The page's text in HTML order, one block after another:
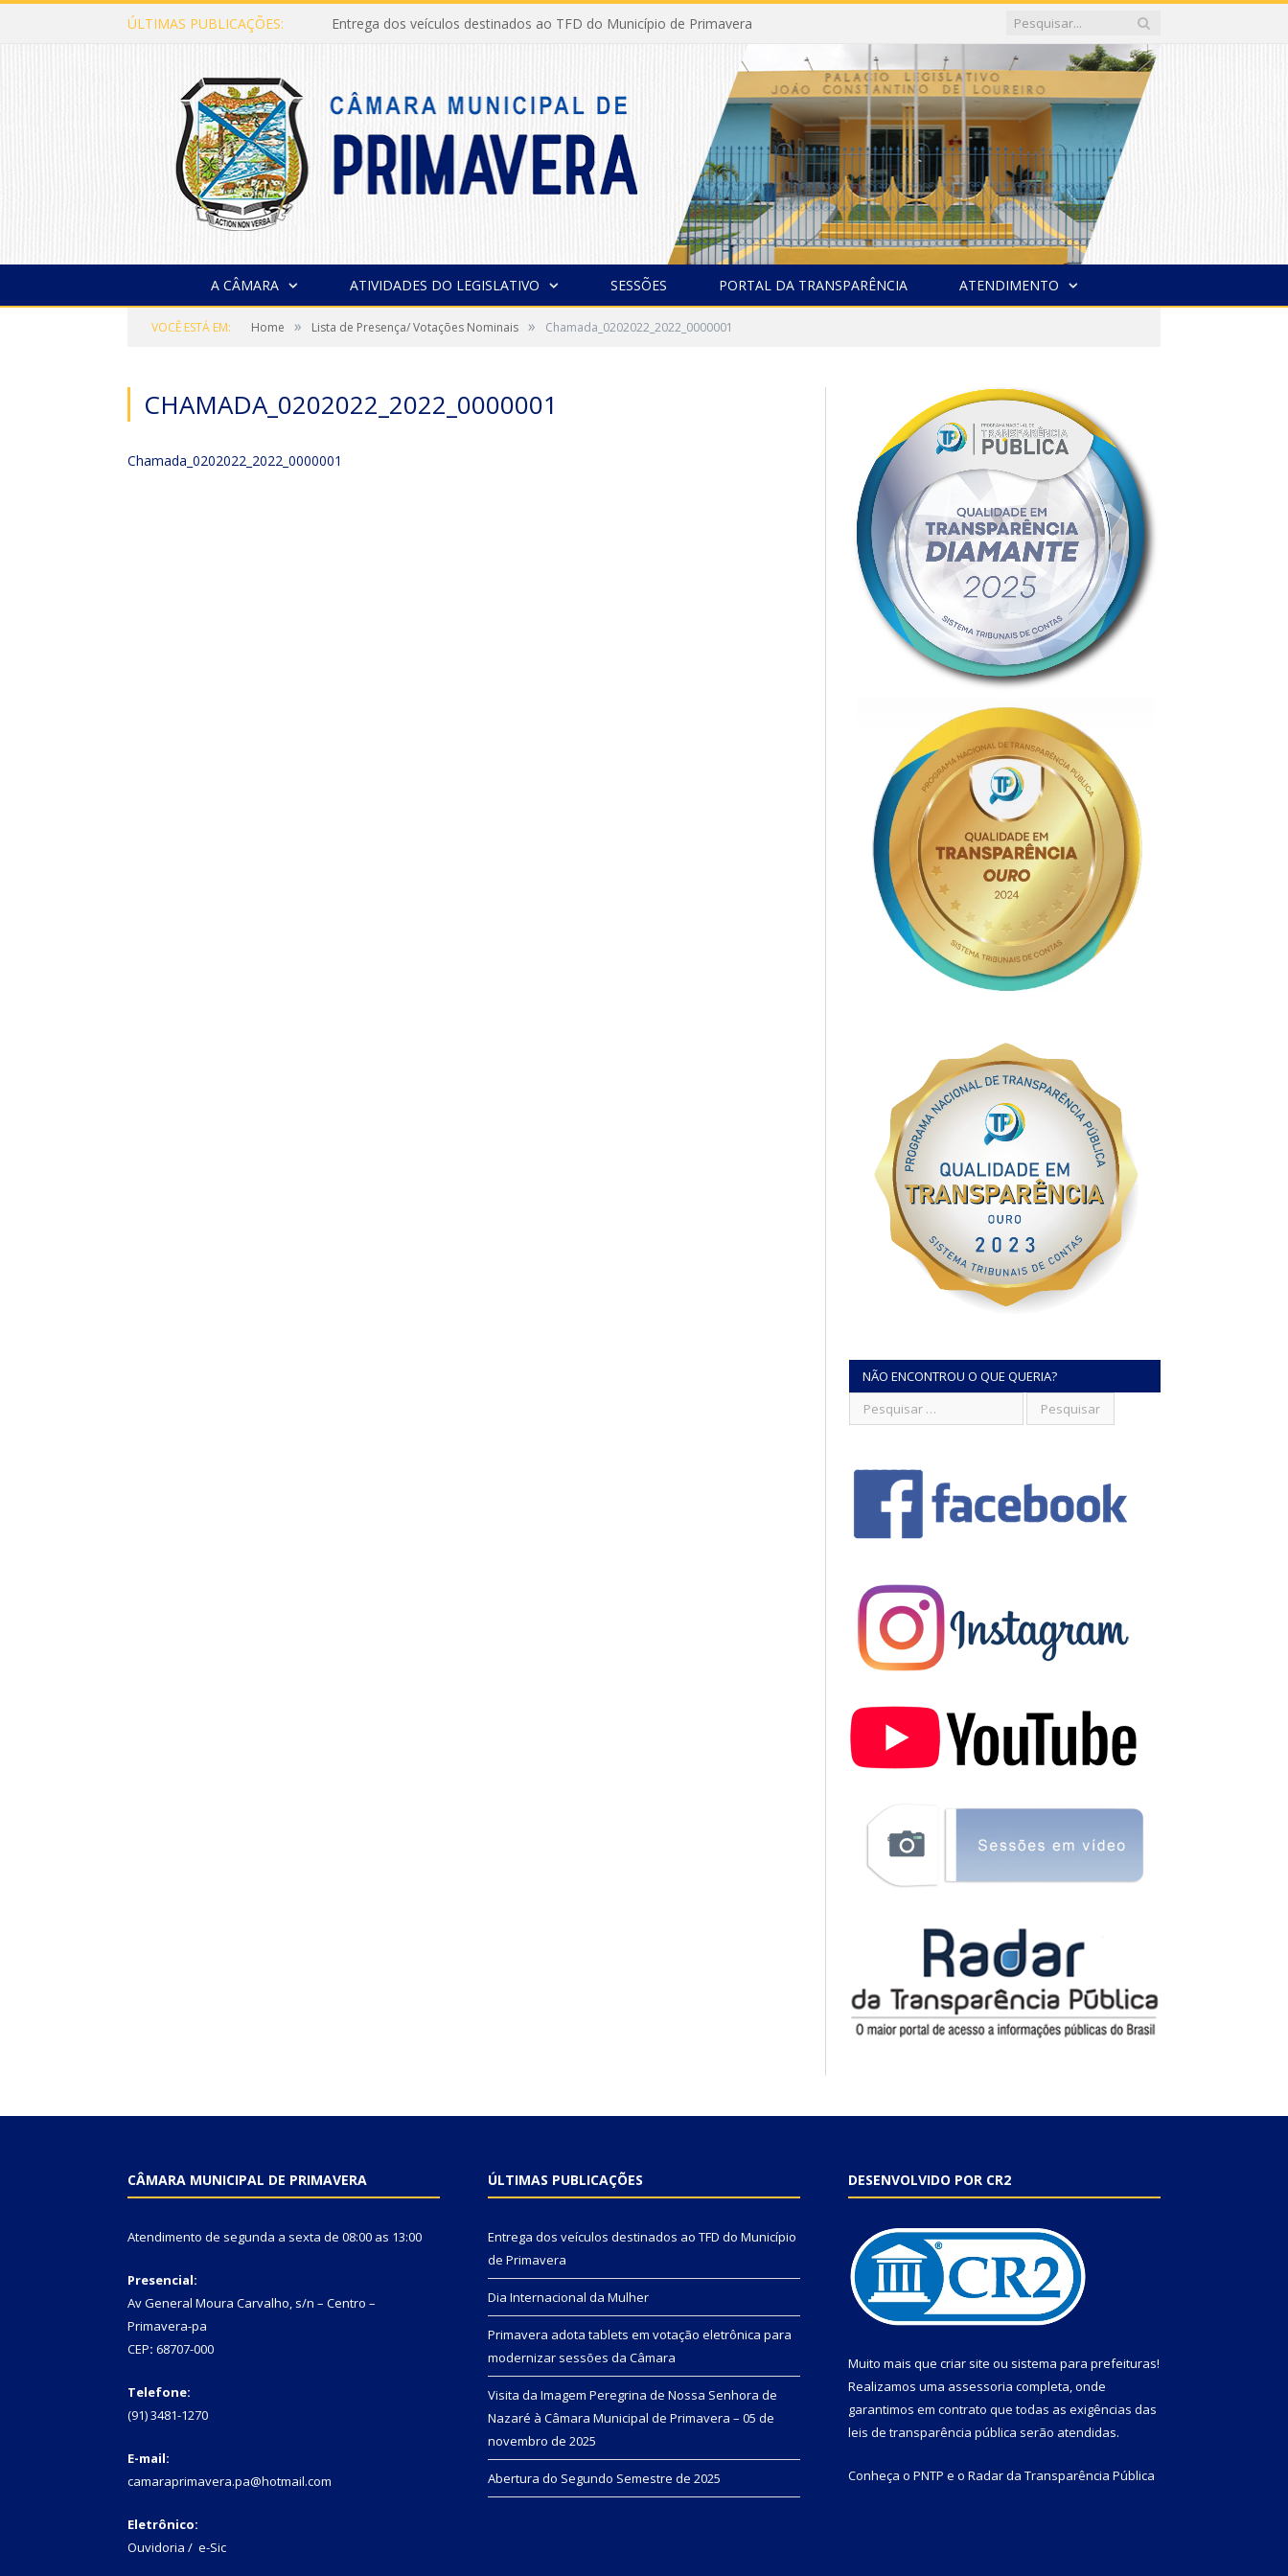
ÚLTIMAS PUBLICAÇÕES: Entrega dos veículos destinados ao TFD do Município de Primavera
A CÂMARA ATIVIDADES DO LEGISLATIVO SESSÕES PORTAL DA TRANSPARÊNCIA ATENDIMENTO
VOCÊ ESTÁ EM: Home » Lista de Presença/ Votações Nominais » Chamada_0202022_2022_0000001
CHAMADA_0202022_2022_0000001
Chamada_0202022_2022_0000001
NÃO ENCONTROU O QUE QUERIA?
CÂMARA MUNICIPAL DE PRIMAVERA
Atendimento de segunda a sexta de 08:00 as 13:00
Presencial:
Av General Moura Carvalho, s/n – Centro –
Primavera-pa
CEP: 68707-000
Telefone:
(91) 3481-1270
E-mail:
camaraprimavera.pa@hotmail.com
Eletrônico:
Ouvidoria / e-Sic
ÚLTIMAS PUBLICAÇÕES
Entrega dos veículos destinados ao TFD do Município
de Primavera
Dia Internacional da Mulher
Primavera adota tablets em votação eletrônica para
modernizar sessões da Câmara
Visita da Imagem Peregrina de Nossa Senhora de
Nazaré à Câmara Municipal de Primavera – 05 de
novembro de 2025
Abertura do Segundo Semestre de 2025
DESENVOLVIDO POR CR2
Muito mais que criar site ou sistema para prefeituras!
Realizamos uma assessoria completa, onde
garantimos em contrato que todas as exigências das
leis de transparência pública serão atendidas.
Conheça o PNTP e o Radar da Transparência Pública